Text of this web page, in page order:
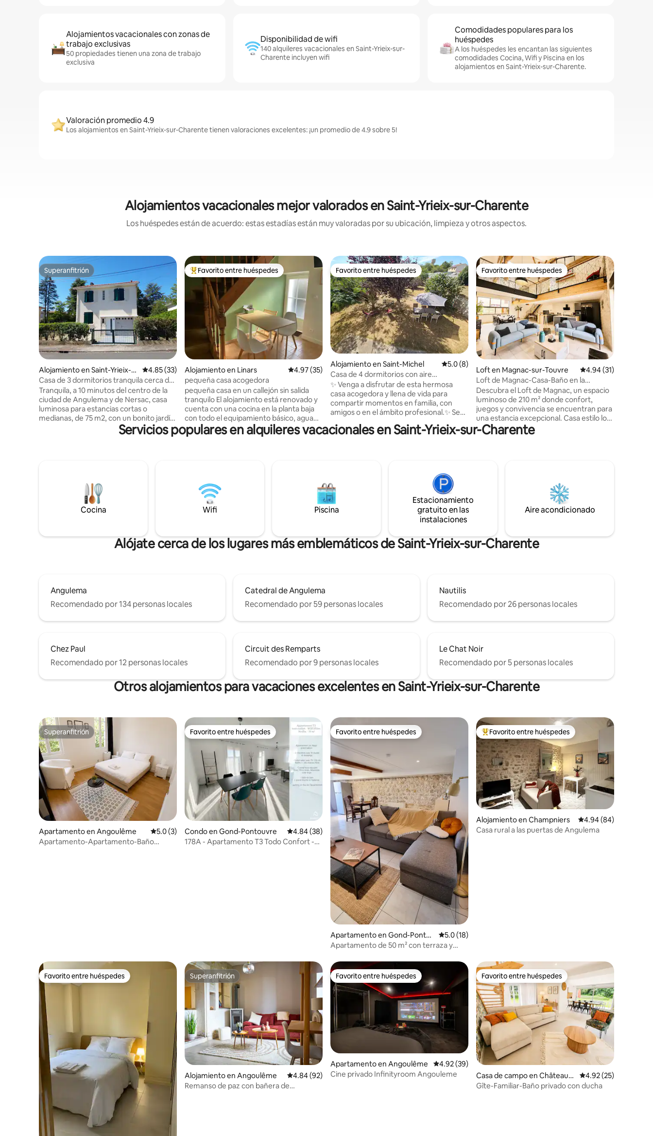
Alojamientos vacacionales con zonas de
trabajo exclusivas
50 propiedades tienen una zona de trabajo
exclusiva
Disponibilidad de wifi
140 alquileres vacacionales en Saint-Yrieix-sur-
Charente incluyen wifi
Comodidades populares para los
huéspedes
A los huéspedes les encantan las siguientes
comodidades Cocina, Wifi y Piscina en los
alojamientos en Saint-Yrieix-sur-Charente.
Valoración promedio 4.9
Los alojamientos en Saint-Yrieix-sur-Charente tienen valoraciones excelentes: ¡un promedio de 4.9 sobre 5!
Alojamientos vacacionales mejor valorados en Saint-Yrieix-sur-Charente
Los huéspedes están de acuerdo: estas estadías están muy valoradas por su ubicación, limpieza y otros aspectos.
Superanfitrión
Superanfitrión
Alojamiento en Saint-Yrieix-s
ur-Charente
Calificación promedio: 4.85 de 5, 33 reseñas
4.85 (33)
Casa de 3 dormitorios tranquila cerca de
Angoulême
Tranquila, a 10 minutos del centro de la
ciudad de Angulema y de Nersac, casa
luminosa para estancias cortas o
medianas, de 75 m2, con un bonito jardín
en una zona residencial. Cerca de
servicios, autobuses urbanos y
almacenamiento (2 camas de 140 y una
cama de 160) y un baño en el piso de
arriba. Cocina equipada con lavavajillas.
ropa de cama y paños de cocina
Favorito entre huéspedes preferido
Favorito entre huéspedes
Alojamiento en Linars Calificación promedio: 4.97 de 5, 35 reseñas
4.97 (35)
pequeña casa acogedora
pequeña casa en un callejón sin salida
tranquilo El alojamiento está renovado y
cuenta con una cocina en la planta baja
con todo el equipamiento básico, agua
caliente y calefacción. luego una escalera
da a una pequeña habitación en el piso
está organizado en función del espacio
disponible y es adecuado para una
persona sola o para una pareja (wifi,
calefacción, llegada autónoma...)
Favorito entre huéspedes
Favorito entre huéspedes
Alojamiento en Saint-Michel Calificación promedio: 5.0 de 5, 8 reseñas
5.0 (8)
Casa de 4 dormitorios con aire
acondicionado/jardín/estacionamiento
✨ Venga a disfrutar de esta hermosa
casa acogedora y llena de vida para
compartir momentos en familia, con
amigos o en el ámbito profesional.✨ Se
N10. Está a 5 minutos del centro de
disfrutar de su hermosa superficie de
más de 120 m2. Todo está pensado para
que te sientas como en casa. 🚗 Lugares
de estacionamiento privados y seguros
Favorito entre huéspedes
Favorito entre huéspedes
Loft en Magnac-sur-Touvre Calificación
4.94 (31)
Loft de Magnac-Casa-Baño en la
habitacion
Descubra el Loft de Magnac, un espacio
luminoso de 210 m² donde confort,
juegos y convivencia se encuentran para
una estancia excepcional. Casa estilo loft
de 210 m², muy bien equipada y
clasificada con 3 estrellas, ideal para una
de amigos o familiar y ofrece un espacio
generoso donde cada uno puede
relajarse, compartir momentos amables
y disfrutar de la tran
Servicios populares en alquileres vacacionales en Saint-Yrieix-sur-Charente
Cocina Wifi Piscina
Estacionamiento
gratuito en las
instalaciones
Aire acondicionado
Alójate cerca de los lugares más emblemáticos de Saint-Yrieix-sur-Charente
Angulema
Recomendado por 134 personas locales
Catedral de Angulema
Recomendado por 59 personas locales
Nautilis
Recomendado por 26 personas locales
Chez Paul
Recomendado por 12 personas locales
Circuit des Remparts
Recomendado por 9 personas locales
Le Chat Noir
Recomendado por 5 personas locales
Otros alojamientos para vacaciones excelentes en Saint-Yrieix-sur-Charente
Superanfitrión
Superanfitrión
Apartamento en Angoulême Calificación promedio: 5.0 de 5, 3 reseñas
5.0 (3)
Apartamento-Apartamento-Baño
Favorito entre huéspedes
Favorito entre huéspedes
Condo en Gond-Pontouvre Calificación promedio: 4.84 de 5, 38 reseñas
4.84 (38)
178A - Apartamento T3 Todo Confort -
Favorito entre huéspedes
Favorito entre huéspedes
Apartamento en Gond-Pontou
vre
Calificación promedio: 5.0 de 5, 18 reseñas
5.0 (18)
Apartamento de 50 m² con terraza y
Favorito entre huéspedes preferido
Favorito entre huéspedes
Alojamiento en Champniers Calificación
4.94 (84)
Casa rural a las puertas de Angulema
Favorito entre huéspedes
Favorito entre huéspedes Superanfitrión
Superanfitrión
Alojamiento en Angoulême Calificación promedio: 4.84 de 5, 92 reseñas
4.84 (92)
Remanso de paz con bañera de
Favorito entre huéspedes
Favorito entre huéspedes
Apartamento en Angoulême Calificación promedio: 4.92 de 5, 39 reseñas
4.92 (39)
Cine privado Infinityroom Angouleme
Favorito entre huéspedes
Favorito entre huéspedes
Casa de campo en Châteaun
euf-sur-Charente
Calificación
4.92 (25)
Gîte-Familiar-Baño privado con ducha